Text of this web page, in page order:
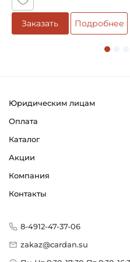
Смазка на весь срок службы
Однорядные радиальные
Заказать Подробнее
Юридическим лицам
Оплата
Каталог
Акции
Компания
Контакты
8-4912-47-37-06
zakaz@cardan.su